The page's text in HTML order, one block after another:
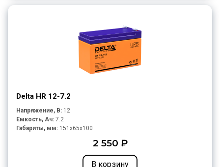
Delta HR 12-7.2
Напряжение, В: 12
Емкость, Ач: 7.2
Габариты, мм: 151x65x100
2 550 ₽
В корзину